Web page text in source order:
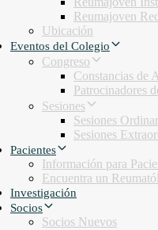
Reumajoven
Ubicación
Eventos del Colegio
Congreso
Constancias de
Patrocinadores
Sesiones
Sesiones
Sesiones
Pacientes
Información para
Encuentra un
Investigación
Socios
Socios Nuevos